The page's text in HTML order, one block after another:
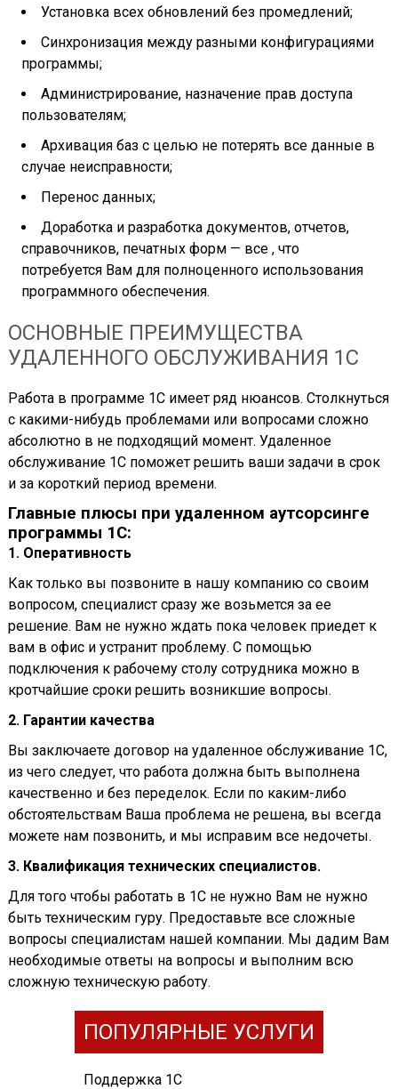
Установка всех обновлений без промедлений;
Синхронизация между разными конфигурациями
программы;
Администрирование, назначение прав доступа
пользователям;
Архивация баз с целью не потерять все данные в
случае неисправности;
Перенос данных;
Доработка и разработка документов, отчетов,
справочников, печатных форм — все , что
потребуется Вам для полноценного использования
программного обеспечения.
ОСНОВНЫЕ ПРЕИМУЩЕСТВА
УДАЛЕННОГО ОБСЛУЖИВАНИЯ 1С
Работа в программе 1С имеет ряд нюансов. Столкнуться
с какими-нибудь проблемами или вопросами сложно
абсолютно в не подходящий момент. Удаленное
обслуживание 1С поможет решить ваши задачи в срок
и за короткий период времени.
Главные плюсы при удаленном аутсорсинге
программы 1С:
1. Оперативность
Как только вы позвоните в нашу компанию со своим
вопросом, специалист сразу же возьмется за ее
решение. Вам не нужно ждать пока человек приедет к
вам в офис и устранит проблему. С помощью
подключения к рабочему столу сотрудника можно в
кротчайшие сроки решить возникшие вопросы.
2. Гарантии качества
Вы заключаете договор на удаленное обслуживание 1С,
из чего следует, что работа должна быть выполнена
качественно и без переделок. Если по каким-либо
обстоятельствам Ваша проблема не решена, вы всегда
можете нам позвонить, и мы исправим все недочеты.
3. Квалификация технических специалистов.
Для того чтобы работать в 1С не нужно Вам не нужно
быть техническим гуру. Предоставьте все сложные
вопросы специалистам нашей компании. Мы дадим Вам
необходимые ответы на вопросы и выполним всю
сложную техническую работу.
ПОПУЛЯРНЫЕ УСЛУГИ
Поддержка 1С